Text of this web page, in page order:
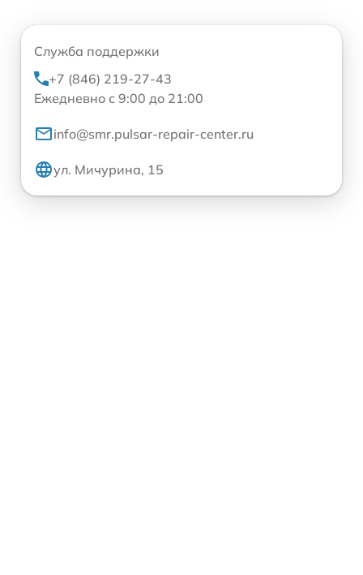
Служба поддержки
+7 (846) 219-27-43
Ежедневно с 9:00 до 21:00
info@smr.pulsar-repair-center.ru
ул. Мичурина, 15